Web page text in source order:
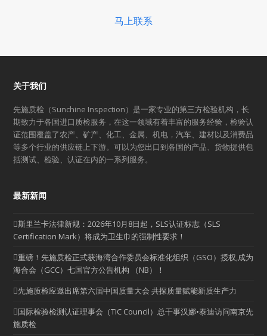
马上联系
关于我们
先施质检（Sunchine Inspection）是一家专业的第三方检验机构，长
期致力于各国进口质检服务，在这一领域有着丰富的服务经验，检验认
证范围覆盖了农产、矿产、化工、金属、机电，汽车、建材以及消费品
等多个行业的供应链上下游。可以为您出口到各国的产品、货物提供包
括测试、检验、认证在内的一系列服务。
最新新闻
斯里兰卡法律新规：2026年10月8日起，SLS认证标志（SLS
Certification Mark）将成为卫生巾的强制性要求！
重磅！先施质检正式获海湾合作委员会标准化组织（GSO）授权,成为
海合会（GCC）七国官方公告机构 （NB）！
先施质检应邀出席第六届中国质量大会 共探质量赋能新质生产力
国际检验检测认证理事会（TIC Council）总干事汉娜•泰迪访问南京先
施质检